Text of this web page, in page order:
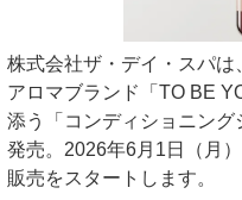
株式会社ザ・デイ・スパ
アロマブランド「TO BE
添う「コンディショニン
発売。2026年6月1日（月
販売をスタートします。